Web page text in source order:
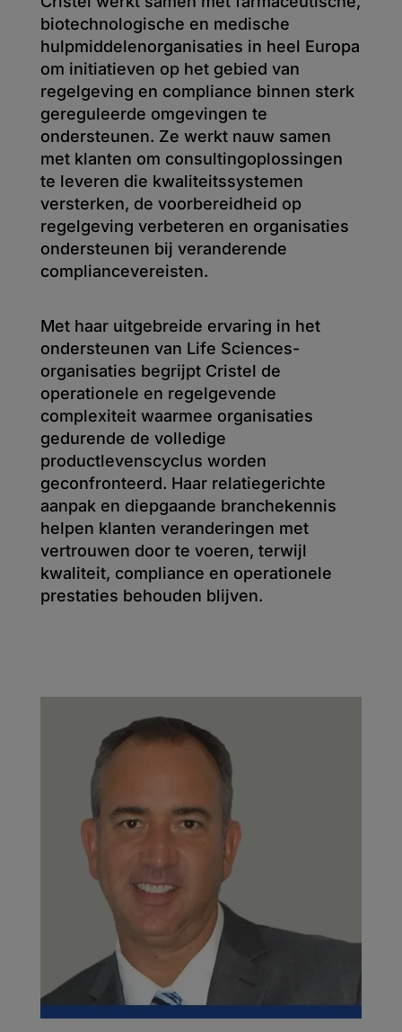
biotechnologische en medische
hulpmiddelenorganisaties in heel Europa
om initiatieven op het gebied van
regelgeving en compliance binnen sterk
gereguleerde omgevingen te
ondersteunen. Ze werkt nauw samen
met klanten om consultingoplossingen
te leveren die kwaliteitssystemen
versterken, de voorbereidheid op
regelgeving verbeteren en organisaties
ondersteunen bij veranderende
compliancevereisten.
Met haar uitgebreide ervaring in het
ondersteunen van Life Sciences-
organisaties begrijpt Cristel de
operationele en regelgevende
complexiteit waarmee organisaties
gedurende de volledige
productlevenscyclus worden
geconfronteerd. Haar relatiegerichte
aanpak en diepgaande branchekennis
helpen klanten veranderingen met
vertrouwen door te voeren, terwijl
kwaliteit, compliance en operationele
prestaties behouden blijven.